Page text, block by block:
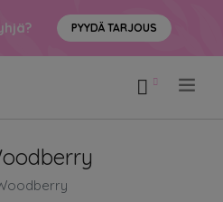
PYYDÄ TARJOUS